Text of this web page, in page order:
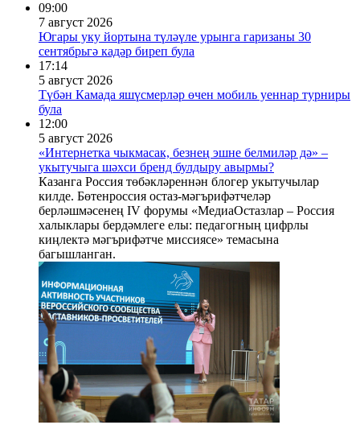
09:00
7 август 2026
Югары уку йортына түләүле урынга гаризаны 30
сентябрьгә кадәр биреп була
17:14
5 август 2026
Түбән Камада яшүсмерләр өчен мобиль уеннар турниры
була
12:00
5 август 2026
«Интернетка чыкмасак, безнең эшне белмиләр дә» –
укытучыга шәхси бренд булдыру авырмы?
Казанга Россия төбәкләреннән блогер укытучылар
килде. Бөтенроссия остаз-мәгърифәтчеләр
берләшмәсенең IV форумы «МедиаОстазлар – Россия
халыклары бердәмлеге елы: педагогның цифрлы
киңлектә мәгърифәтче миссиясе» темасына
багышланган.